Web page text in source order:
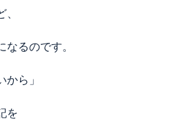
なるのです。
から」
を